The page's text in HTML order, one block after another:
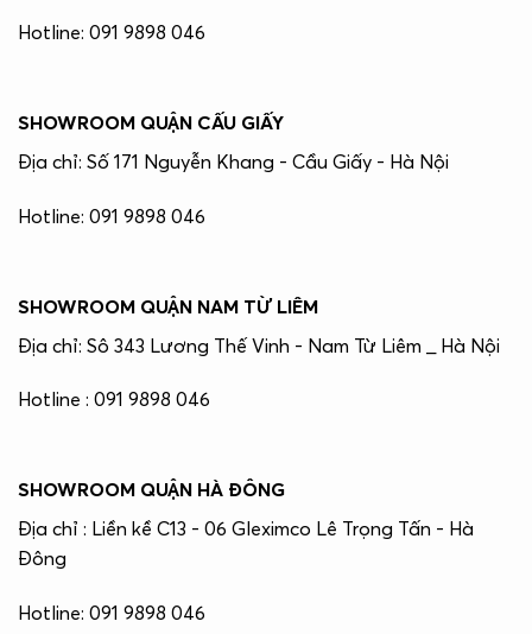
Hotline: 091 9898 046
SHOWROOM QUẬN CẤU GIẤY
Địa chỉ: Số 171 Nguyễn Khang - Cầu Giấy - Hà Nội
Hotline: 091 9898 046
SHOWROOM QUẬN NAM TỪ LIÊM
Địa chỉ: Sô 343 Lương Thế Vinh - Nam Từ Liêm _ Hà Nội
Hotline : 091 9898 046
SHOWROOM QUẬN HÀ ĐÔNG
Địa chỉ : Liền kề C13 - 06 Gleximco Lê Trọng Tấn - Hà
Đông
Hotline: 091 9898 046